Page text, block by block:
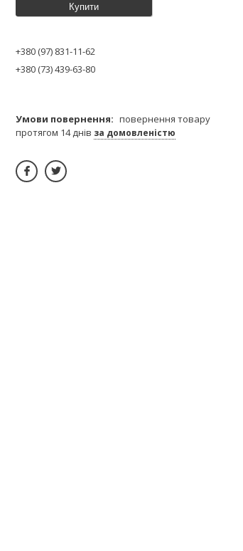
Купити
+380 (97) 831-11-62
+380 (73) 439-63-80
повернення товару
протягом 14 днів за домовленістю